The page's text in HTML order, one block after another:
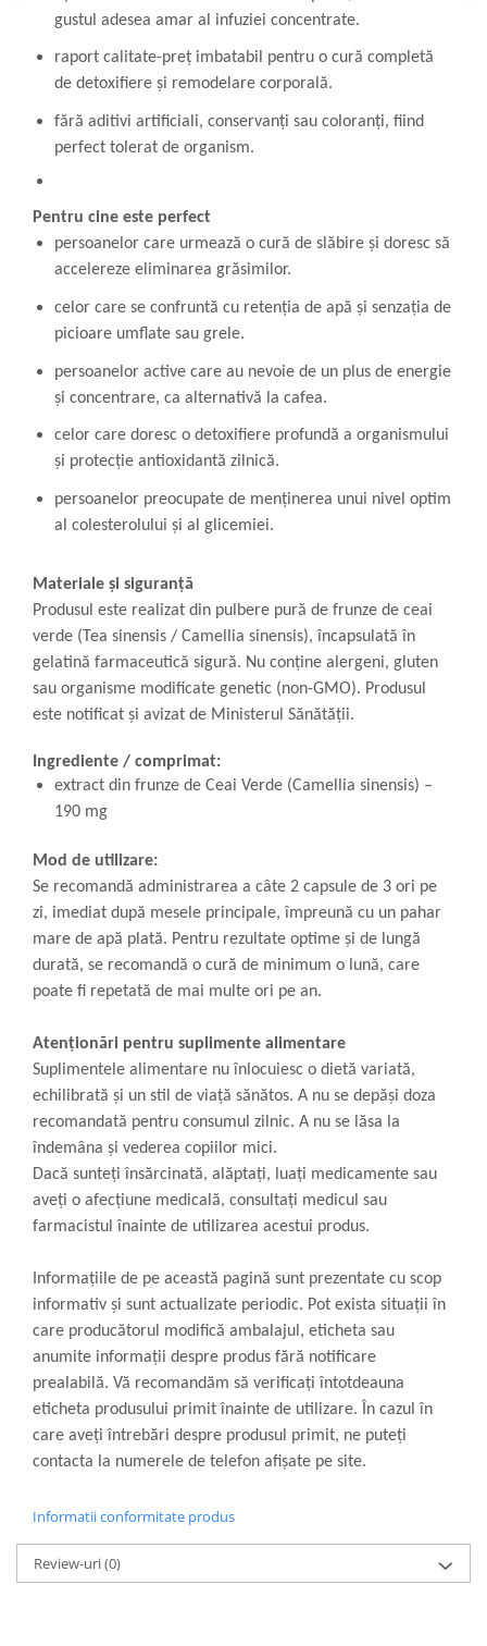
gustul adesea amar al infuziei concentrate.
raport calitate-preț imbatabil pentru o cură completă
de detoxifiere și remodelare corporală.
fără aditivi artificiali, conservanți sau coloranți, fiind
perfect tolerat de organism.
Pentru cine este perfect
persoanelor care urmează o cură de slăbire și doresc să
accelereze eliminarea grăsimilor.
celor care se confruntă cu retenția de apă și senzația de
picioare umflate sau grele.
persoanelor active care au nevoie de un plus de energie
și concentrare, ca alternativă la cafea.
celor care doresc o detoxifiere profundă a organismului
și protecție antioxidantă zilnică.
persoanelor preocupate de menținerea unui nivel optim
al colesterolului și al glicemiei.
Materiale și siguranță
Produsul este realizat din pulbere pură de frunze de ceai
verde (Tea sinensis / Camellia sinensis), încapsulată în
gelatină farmaceutică sigură. Nu conține alergeni, gluten
sau organisme modificate genetic (non-GMO). Produsul
este notificat și avizat de Ministerul Sănătății.
Ingrediente / comprimat:
extract din frunze de Ceai Verde (Camellia sinensis) –
190 mg
Mod de utilizare:
Se recomandă administrarea a câte 2 capsule de 3 ori pe
zi, imediat după mesele principale, împreună cu un pahar
mare de apă plată. Pentru rezultate optime și de lungă
durată, se recomandă o cură de minimum o lună, care
poate fi repetată de mai multe ori pe an.
Atenționări pentru suplimente alimentare
Suplimentele alimentare nu înlocuiesc o dietă variată,
echilibrată și un stil de viață sănătos. A nu se depăși doza
recomandată pentru consumul zilnic. A nu se lăsa la
îndemâna și vederea copiilor mici.
Dacă sunteți însărcinată, alăptați, luați medicamente sau
aveți o afecțiune medicală, consultați medicul sau
farmacistul înainte de utilizarea acestui produs.
Informațiile de pe această pagină sunt prezentate cu scop
informativ și sunt actualizate periodic. Pot exista situații în
care producătorul modifică ambalajul, eticheta sau
anumite informații despre produs fără notificare
prealabilă. Vă recomandăm să verificați întotdeauna
eticheta produsului primit înainte de utilizare. În cazul în
care aveți întrebări despre produsul primit, ne puteți
contacta la numerele de telefon afișate pe site.
Informatii conformitate produs
Review-uri(0)